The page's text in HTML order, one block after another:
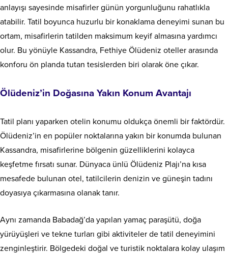
anlayışı sayesinde misafirler günün yorgunluğunu rahatlıkla
atabilir. Tatil boyunca huzurlu bir konaklama deneyimi sunan bu
ortam, misafirlerin tatilden maksimum keyif almasına yardımcı
olur. Bu yönüyle Kassandra, Fethiye Ölüdeniz oteller arasında
konforu ön planda tutan tesislerden biri olarak öne çıkar.
Ölüdeniz’in Doğasına Yakın Konum Avantajı
Tatil planı yaparken otelin konumu oldukça önemli bir faktördür.
Ölüdeniz’in en popüler noktalarına yakın bir konumda bulunan
Kassandra, misafirlerine bölgenin güzelliklerini kolayca
keşfetme fırsatı sunar. Dünyaca ünlü Ölüdeniz Plajı’na kısa
mesafede bulunan otel, tatilcilerin denizin ve güneşin tadını
doyasıya çıkarmasına olanak tanır.
Aynı zamanda Babadağ’da yapılan yamaç paraşütü, doğa
yürüyüşleri ve tekne turları gibi aktiviteler de tatil deneyimini
zenginleştirir. Bölgedeki doğal ve turistik noktalara kolay ulaşım